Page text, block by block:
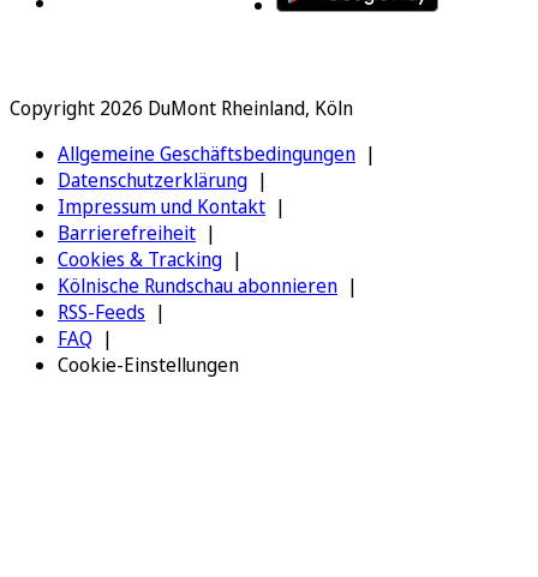
Copyright 2026 DuMont Rheinland, Köln
Allgemeine Geschäftsbedingungen
Datenschutzerklärung
Impressum und Kontakt
Barrierefreiheit
Cookies & Tracking
Kölnische Rundschau abonnieren
RSS-Feeds
FAQ
Cookie-Einstellungen